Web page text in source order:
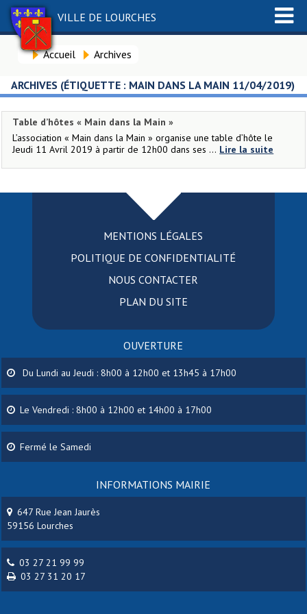
VILLE DE LOURCHES
Accueil Archives
ARCHIVES (ÉTIQUETTE : MAIN DANS LA MAIN 11/04/2019)
Table d’hôtes « Main dans la Main »
L’association « Main dans la Main » organise une table d’hôte le
Jeudi 11 Avril 2019 à partir de 12h00 dans ses ... Lire la suite
MENTIONS LÉGALES
POLITIQUE DE CONFIDENTIALITÉ
NOUS CONTACTER
PLAN DU SITE
OUVERTURE
Du Lundi au Jeudi : 8h00 à 12h00 et 13h45 à 17h00
Le Vendredi : 8h00 à 12h00 et 14h00 à 17h00
Fermé le Samedi
INFORMATIONS MAIRIE
647 Rue Jean Jaurès
59156 Lourches
03 27 21 99 99
03 27 31 20 17